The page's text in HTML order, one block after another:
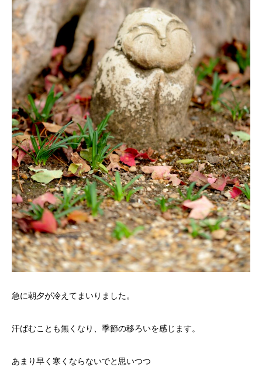
急に朝夕が冷えてまいりました。
汗ばむことも無くなり、季節の移ろいを感じます。
あまり早く寒くならないでと思いつつ